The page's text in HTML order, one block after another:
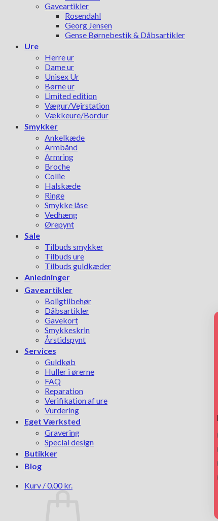
Gaveartikler
Rosendahl
Georg Jensen
Gense Børnebestik & Dåbsartikler
Ure
Herre ur
Dame ur
Unisex Ur
Børne ur
Limited edition
Vægur/Vejrstation
Vækkeure/Bordur
Smykker
Ankelkæde
Armbånd
Armring
Broche
Collie
Halskæde
Ringe
Smykke låse
Vedhæng
Ørepynt
Sale
Tilbuds smykker
Tilbuds ure
Tilbuds guldkæder
Anledninger
Gaveartikler
Boligtilbehør
Dåbsartikler
Gavekort
Smykkeskrin
Årstidspynt
Services
Guldkøb
Huller i ørerne
FAQ
Reparation
Verifikation af ure
Vurdering
Eget Værksted
Gravering
Special design
Butikker
Blog
Kurv /0.00 kr.